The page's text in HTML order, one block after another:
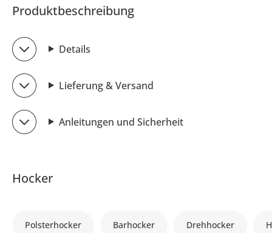
Produktbeschreibung
Details
Lieferung & Versand
Anleitungen und Sicherheit
Hocker
Polsterhocker Barhocker Drehhocker